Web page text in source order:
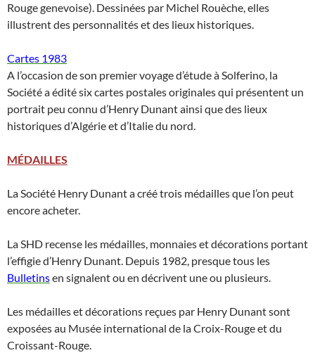
Rouge genevoise). Dessinées par Michel Rouèche, elles
illustrent des personnalités et des lieux historiques.
Cartes 1983
A l’occasion de son premier voyage d’étude à Solferino, la
Société a édité six cartes postales originales qui présentent un
portrait peu connu d’Henry Dunant ainsi que des lieux
historiques d’Algérie et d’Italie du nord.
MÉDAILLES
La Société Henry Dunant a créé trois médailles que l’on peut
encore acheter.
La SHD recense les médailles, monnaies et décorations portant
l’effigie d’Henry Dunant. Depuis 1982, presque tous les
Bulletinsen signalent ou en décrivent une ou plusieurs.
Les médailles et décorations reçues par Henry Dunant sont
exposées au Musée international de la Croix-Rouge et du
Croissant-Rouge.